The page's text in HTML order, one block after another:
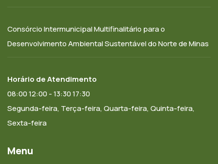
Consórcio Intermunicipal Multifinalitário para o
Desenvolvimento Ambiental Sustentável do Norte de Minas
Horário de Atendimento
08:00 12:00 - 13:30 17:30
Segunda-feira, Terça-feira, Quarta-feira, Quinta-feira,
Sexta-feira
Menu